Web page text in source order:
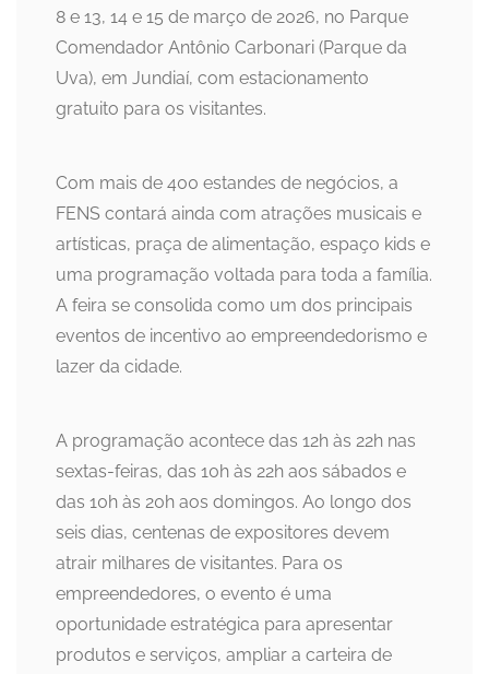
8 e 13, 14 e 15 de março de 2026, no Parque
Comendador Antônio Carbonari (Parque da
Uva), em Jundiaí, com estacionamento
gratuito para os visitantes.
Com mais de 400 estandes de negócios, a
FENS contará ainda com atrações musicais e
artísticas, praça de alimentação, espaço kids e
uma programação voltada para toda a família.
A feira se consolida como um dos principais
eventos de incentivo ao empreendedorismo e
lazer da cidade.
A programação acontece das 12h às 22h nas
sextas-feiras, das 10h às 22h aos sábados e
das 10h às 20h aos domingos. Ao longo dos
seis dias, centenas de expositores devem
atrair milhares de visitantes. Para os
empreendedores, o evento é uma
oportunidade estratégica para apresentar
produtos e serviços, ampliar a carteira de